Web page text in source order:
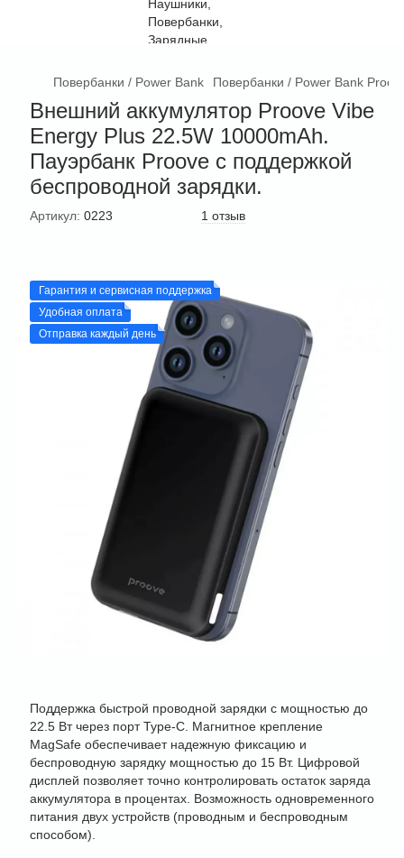
Повербанки / Power Bank Повербанки / Power Bank
Внешний аккумулятор Proove Vibe
Energy Plus 22.5W 10000mAh.
Пауэрбанк Proove с поддержкой
беспроводной зарядки.
Артикул: 0223 1 отзыв
Гарантия и сервисная поддержка
Удобная оплата
Отправка каждый день
Поддержка быстрой проводной зарядки с мощностью до
22.5 Вт через порт Type-C. Магнитное крепление
MagSafe обеспечивает надежную фиксацию и
беспроводную зарядку мощностью до 15 Вт. Цифровой
дисплей позволяет точно контролировать остаток заряда
аккумулятора в процентах. Возможность одновременного
питания двух устройств (проводным и беспроводным
способом).